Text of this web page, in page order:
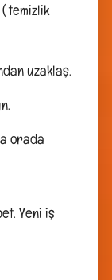
temizlik
uzaklaş.
orada
Yeni iş